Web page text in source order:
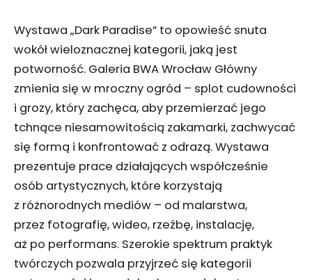
Wystawa „Dark Paradise” to opowieść snuta
wokół wieloznacznej kategorii, jaką jest
potworność. Galeria BWA Wrocław Główny
zmienia się w mroczny ogród – splot cudowności
i grozy, który zachęca, aby przemierzać jego
tchnące niesamowitością zakamarki, zachwycać
się formą i konfrontować z odrazą. Wystawa
prezentuje prace działających współcześnie
osób artystycznych, które korzystają
z różnorodnych mediów – od malarstwa,
przez fotografię, wideo, rzeźbę, instalację,
aż po performans. Szerokie spektrum praktyk
twórczych pozwala przyjrzeć się kategorii